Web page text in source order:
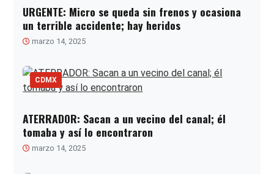
URGENTE: Micro se queda sin frenos y ocasiona
un terrible accidente; hay heridos
marzo 14, 2025
CDMX
ATERRADOR: Sacan a un vecino del canal; él
tomaba y así lo encontraron
marzo 14, 2025